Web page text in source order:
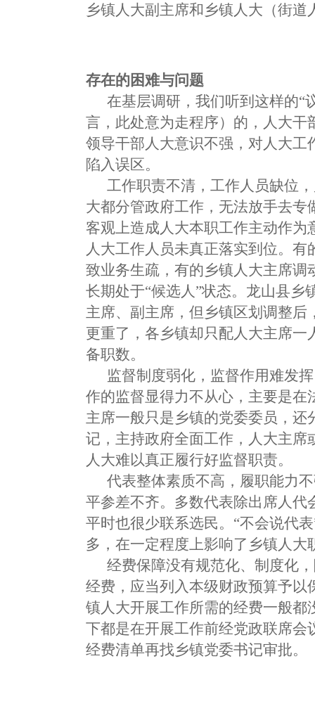
乡镇人大副主席和乡镇人大（街道
存在的困难与问题
在基层调研，我们听到这样的“
言，此处意为走程序）的，人大干
领导干部人大意识不强，对人大
陷入误区。
工作职责不清，工作人员缺位，
大都分管政府工作，无法放手去
客观上造成人大本职工作主动作
人大工作人员未真正落实到位。
致业务生疏，有的乡镇人大主席
长期处于“候选人”状态。龙山县
主席、副主席，但乡镇区划调整
更重了，各乡镇却只配人大主席
备职数。
监督制度弱化，监督作用难发挥
作的监督显得力不从心，主要是
主席一般只是乡镇的党委委员，
记，主持政府全面工作，人大主席
人大难以真正履行好监督职责。
代表整体素质不高，履职能力不
平参差不齐。多数代表除出席人
平时也很少联系选民。“不会说代
多，在一定程度上影响了乡镇人大
经费保障没有规范化、制度化，
经费，应当列入本级财政预算予
镇人大开展工作所需的经费一般
下都是在开展工作前经党政联席
经费清单再找乡镇党委书记审批。